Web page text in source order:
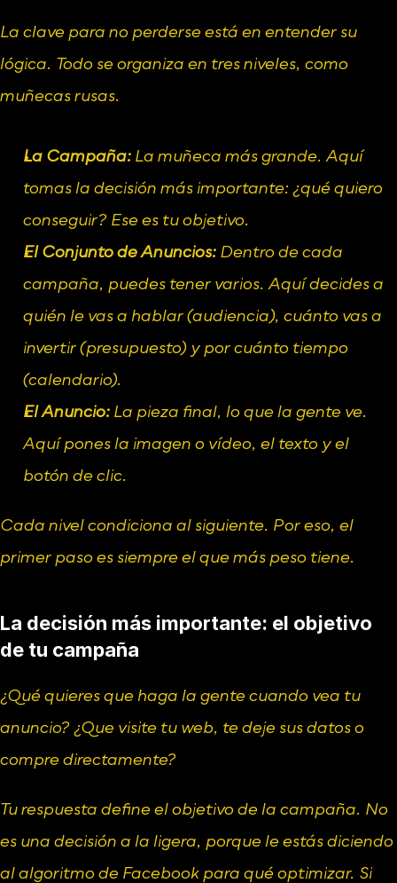
La clave para no perderse está en entender su
lógica. Todo se organiza en tres niveles, como
muñecas rusas.
La Campaña: La muñeca más grande. Aquí
tomas la decisión más importante: ¿qué quiero
conseguir? Ese es tu objetivo.
El Conjunto de Anuncios: Dentro de cada
campaña, puedes tener varios. Aquí decides a
quién le vas a hablar (audiencia), cuánto vas a
invertir (presupuesto) y por cuánto tiempo
(calendario).
El Anuncio: La pieza final, lo que la gente ve.
Aquí pones la imagen o vídeo, el texto y el
botón de clic.
Cada nivel condiciona al siguiente. Por eso, el
primer paso es siempre el que más peso tiene.
La decisión más importante: el objetivo
de tu campaña
¿Qué quieres que haga la gente cuando vea tu
anuncio? ¿Que visite tu web, te deje sus datos o
compre directamente?
Tu respuesta define el objetivo de la campaña. No
es una decisión a la ligera, porque le estás diciendo
al algoritmo de Facebook para qué optimizar. Si